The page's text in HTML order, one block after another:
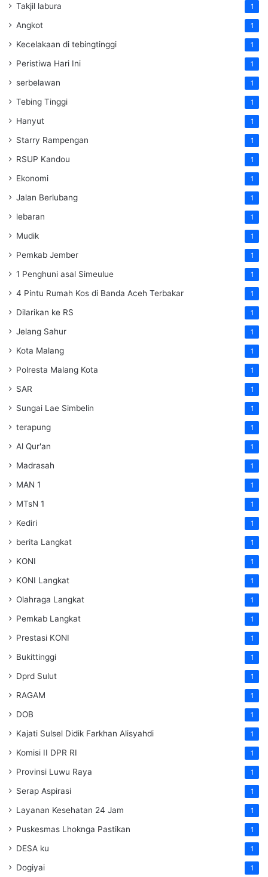
Takjil labura 1
Angkot 1
Kecelakaan di tebingtinggi 1
Peristiwa Hari Ini 1
serbelawan 1
Tebing Tinggi 1
Hanyut 1
Starry Rampengan 1
RSUP Kandou 1
Ekonomi 1
Jalan Berlubang 1
lebaran 1
Mudik 1
Pemkab Jember 1
1 Penghuni asal Simeulue 1
4 Pintu Rumah Kos di Banda Aceh Terbakar 1
Dilarikan ke RS 1
Jelang Sahur 1
Kota Malang 1
Polresta Malang Kota 1
SAR 1
Sungai Lae Simbelin 1
terapung 1
Al Qur'an 1
Madrasah 1
MAN 1 1
MTsN 1 1
Kediri 1
berita Langkat 1
KONI 1
KONI Langkat 1
Olahraga Langkat 1
Pemkab Langkat 1
Prestasi KONI 1
Bukittinggi 1
Dprd Sulut 1
RAGAM 1
DOB 1
Kajati Sulsel Didik Farkhan Alisyahdi 1
Komisi II DPR RI 1
Provinsi Luwu Raya 1
Serap Aspirasi 1
Layanan Kesehatan 24 Jam 1
Puskesmas Lhoknga Pastikan 1
DESA ku 1
Dogiyai 1